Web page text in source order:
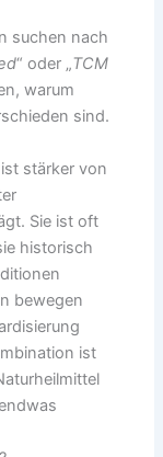
suchen nach
“ oder „TCM
warum
sind.
ist stärker von
Sie ist oft
historisch
bewegen
ist